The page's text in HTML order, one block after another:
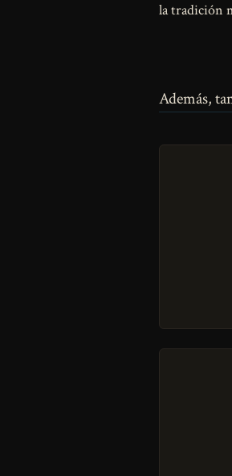
la tradición
Además,